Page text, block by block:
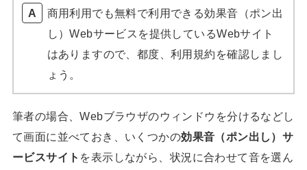
商用利用でも無料で利用できる効果音（ポン出
し）Webサービスを提供しているWebサイト
はありますので、都度、利用規約を確認しまし
ょう。
筆者の場合、Webブラウザのウィンドウを分けるなどし
て画面に並べておき、いくつかの効果音（ポン出し）サ
ービスサイト を表示しながら、状況に合わせて音を選ん